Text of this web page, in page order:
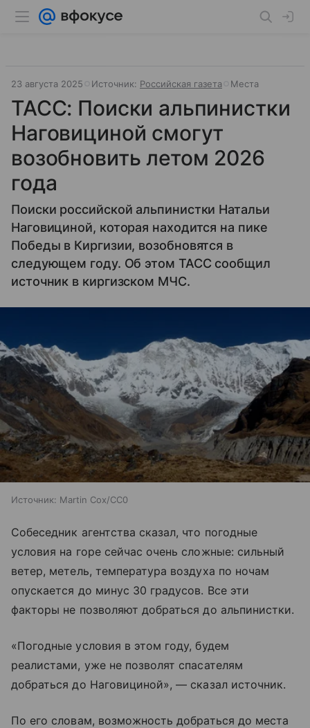
23 августа 2025 Источник: Российская газета Места
ТАСС: Поиски альпинистки
Наговициной смогут
возобновить летом 2026
года
Поиски российской альпинистки Натальи
Наговициной, которая находится на пике
Победы в Киргизии, возобновятся в
следующем году. Об этом ТАСС сообщил
источник в киргизском МЧС.
Источник: Martin Cox/СС0
Собеседник агентства сказал, что погодные
условия на горе сейчас очень сложные: сильный
ветер, метель, температура воздуха по ночам
опускается до минус 30 градусов. Все эти
факторы не позволяют добраться до альпинистки.
«Погодные условия в этом году, будем
реалистами, уже не позволят спасателям
добраться до Наговициной», — сказал источник.
По его словам, возможность добраться до места